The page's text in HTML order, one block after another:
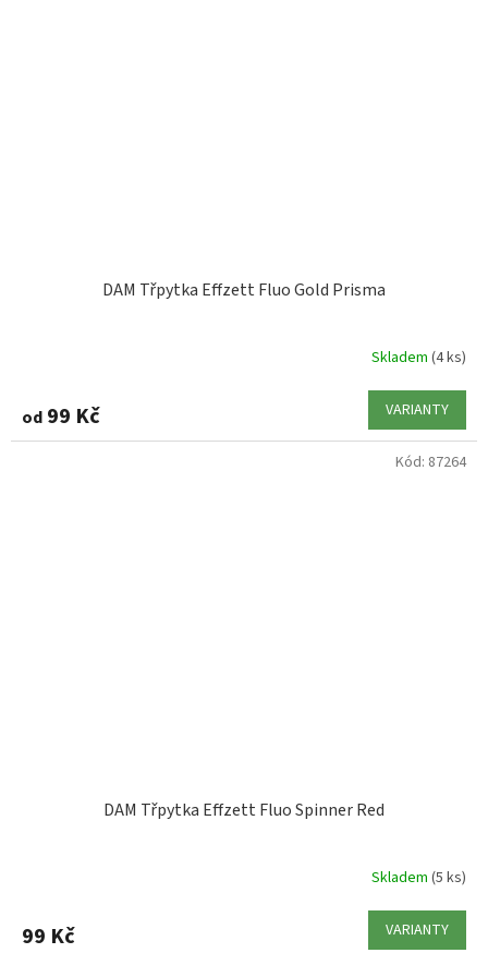
DAM Třpytka Effzett Fluo Gold Prisma
Skladem (4 ks)
od 99 Kč VARIANTY
DAM Třpytka Effzett Fluo Spinner Red
Skladem (5 ks)
99 Kč VARIANTY
Kód: 87264